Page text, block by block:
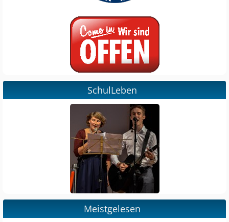
SchulLeben
Meistgelesen